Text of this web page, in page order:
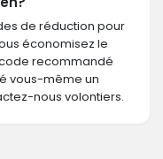
de réduction pour
économisez le
recommandé
vous-même un
nous volontiers.